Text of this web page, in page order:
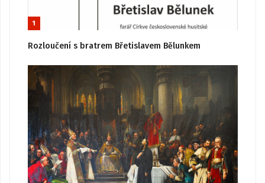
1
Rozloučení s bratrem Břetislavem Bělunkem